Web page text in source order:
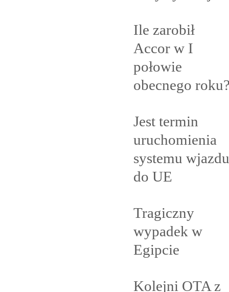
Ile zarobił
Accor w I
połowie
obecnego
Jest termin
uruchomienia
systemu wjazdu
do UE
Tragiczny
wypadek w
Egipcie
Kolejni OTA z